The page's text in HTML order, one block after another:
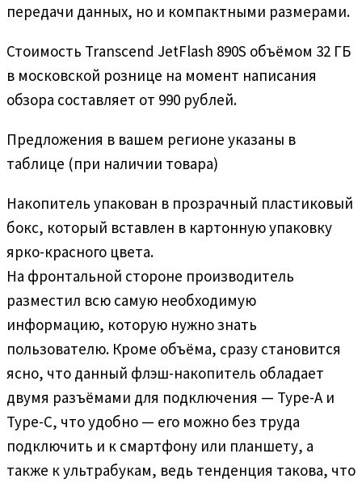
передачи данных, но и компактными размерами.
Стоимость Transcend JetFlash 890S объёмом 32 ГБ
в московской рознице на момент написания
обзора составляет от 990 рублей.
Предложения в вашем регионе указаны в
таблице (при наличии товара)
Накопитель упакован в прозрачный пластиковый
бокс, который вставлен в картонную упаковку
ярко-красного цвета.
На фронтальной стороне производитель
разместил всю самую необходимую
информацию, которую нужно знать
пользователю. Кроме объёма, сразу становится
ясно, что данный флэш-накопитель обладает
двумя разъёмами для подключения — Type-A и
Type-C, что удобно — его можно без труда
подключить и к смартфону или планшету, а
также к ультрабукам, ведь тенденция такова, что